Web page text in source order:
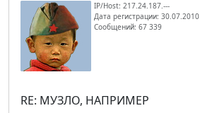
IP/Host: 217.24.187.---
Дата регистрации: 30.07.2010
Сообщений: 67 339
RE: МУЗЛО, НАПРИМЕР